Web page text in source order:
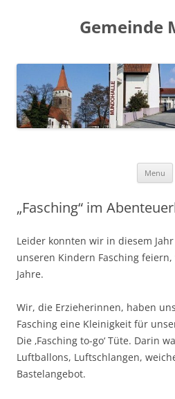
Gemeinde
Menu
„Fasching“ im
Leider konnten wir in diesem
unseren Kindern Fasching
Jahre.
Wir, die Erzieherinnen, haben
Fasching eine Kleinigkeit für
Die ‚Fasching to-go‘ Tüte. Darin
Luftballons, Luftschlangen,
Bastelangebot.